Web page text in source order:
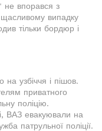
не впорався з
щасливому випадку
тільки бордюр і
на узбіччя і пішов.
приватного
поліцію.
ВАЗ евакуювали на
патрульної поліції.